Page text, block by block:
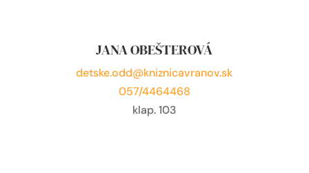
JANA OBEŠTEROVÁ
detske.odd@kniznicavranov.sk
057/4464468
klap. 103